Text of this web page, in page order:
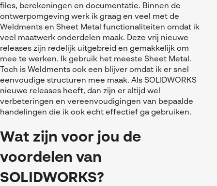
files, berekeningen en documentatie. Binnen de
ontwerpomgeving werk ik graag en veel met de
Weldments en Sheet Metal functionaliteiten omdat ik
veel maatwerk onderdelen maak. Deze vrij nieuwe
releases zijn redelijk uitgebreid en gemakkelijk om
mee te werken. Ik gebruik het meeste Sheet Metal.
Toch is Weldments ook een blijver omdat ik er snel
eenvoudige structuren mee maak. Als SOLIDWORKS
nieuwe releases heeft, dan zijn er altijd wel
verbeteringen en vereenvoudigingen van bepaalde
handelingen die ik ook echt effectief ga gebruiken.
Wat zijn voor jou de
voordelen van
SOLIDWORKS?